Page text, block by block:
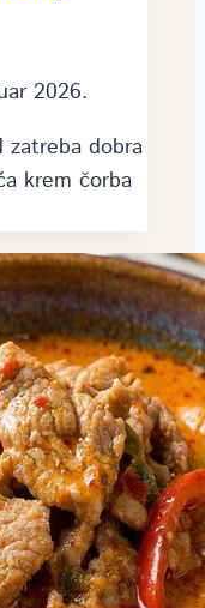
2026.
dobra
krem čorba